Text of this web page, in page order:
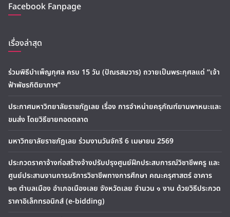
Facebook Fanpage
เรื่องล่าสุด
ร่วมพิธีบำเพ็ญกุศล ครบ 15 วัน (ปัณรสมวาร) ถวายเป็นพระกุศลแด่ “เจ้า
ฟ้าพัชรกิติยาภาฯ”
ประกาศมหาวิทยาลัยราชภัฏเลย เรื่อง การจำหน่ายครุภัณฑ์ยานพาหนะและ
ขนส่ง โดยวิธีขายทอดตลาด
มหาวิทยาลัยราชภัฏเลย ร่วมงานวันจักรี 6 เมษายน 2569
ประกวดราคาจ้างก่อสร้างจ้างปรับปรุงศูนย์ฝึกประสบการณ์วิชาชีพครู และ
ศูนย์ประสานงานการบริการวิชาชีพทางการศึกษา คณะครุศาสตร์ อาคาร
๒๓ ตำบลเมือง อำเภอเมืองเลย จังหวัดเลย จำนวน ๑ งาน ด้วยวิธีประกวด
ราคาอิเล็กทรอนิกส์ (e-bidding)